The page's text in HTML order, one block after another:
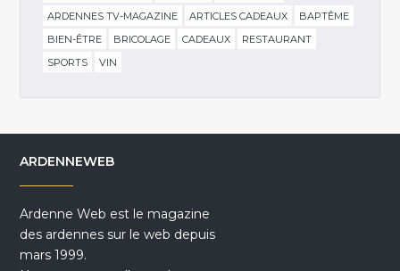
ARDENNES TV-MAGAZINE
ARTICLES CADEAUX
BAPTÊME
BIEN-ÊTRE
BRICOLAGE CADEAUX
RESTAURANT
SPORTS
VIN
ARDENNEWEB
Ardenne Web est le magazine
des ardennes sur le web depuis
mars 1999.